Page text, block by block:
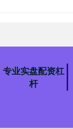
专业实盘配资杠
杆